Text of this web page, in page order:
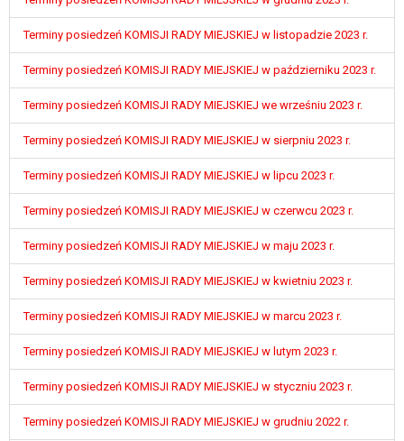
Terminy posiedzeń KOMISJI RADY MIEJSKIEJ w listopadzie 2023 r.
Terminy posiedzeń KOMISJI RADY MIEJSKIEJ w październiku 2023 r.
Terminy posiedzeń KOMISJI RADY MIEJSKIEJ we wrześniu 2023 r.
Terminy posiedzeń KOMISJI RADY MIEJSKIEJ w sierpniu 2023 r.
Terminy posiedzeń KOMISJI RADY MIEJSKIEJ w lipcu 2023 r.
Terminy posiedzeń KOMISJI RADY MIEJSKIEJ w czerwcu 2023 r.
Terminy posiedzeń KOMISJI RADY MIEJSKIEJ w maju 2023 r.
Terminy posiedzeń KOMISJI RADY MIEJSKIEJ w kwietniu 2023 r.
Terminy posiedzeń KOMISJI RADY MIEJSKIEJ w marcu 2023 r.
Terminy posiedzeń KOMISJI RADY MIEJSKIEJ w lutym 2023 r.
Terminy posiedzeń KOMISJI RADY MIEJSKIEJ w styczniu 2023 r.
Terminy posiedzeń KOMISJI RADY MIEJSKIEJ w grudniu 2022 r.
wykonania zadania realizowanego w
interesie publicznym lub w ramach
powierzonej administratorowi bądź
niezbędność przetwarzania do celów
wynikających z prawnie
uzasadnionych interesów
realizowanych przez administratora
Z przyczyn związanych z Pani/Pana
szczególną sytuacją. W razie wniesienia
sprzeciwu, administrator nie może już
przetwarzać tych danych osobowych, chyba
że wykaże on istnienie ważnych prawnie
uzasadnionych podstaw do przetwarzania,
wolności osoby, której dane dotyczą, lub
podstaw do ustalenia, dochodzenia lub
osobowych odbywa się na podstawie zgody osoby